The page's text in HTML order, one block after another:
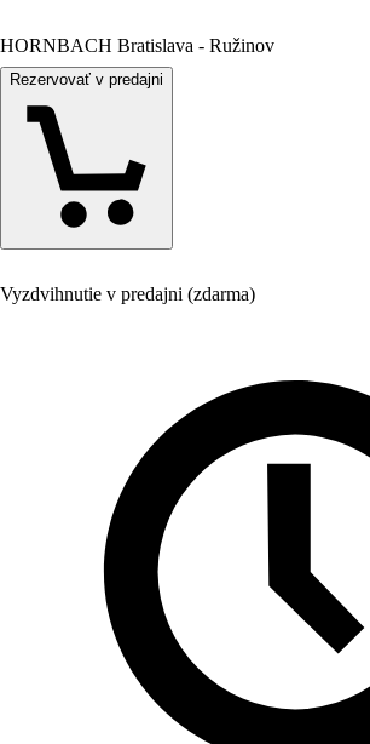
HORNBACH Bratislava - Ružinov
Rezervovať v predajni
Vyzdvihnutie v predajni (zdarma)